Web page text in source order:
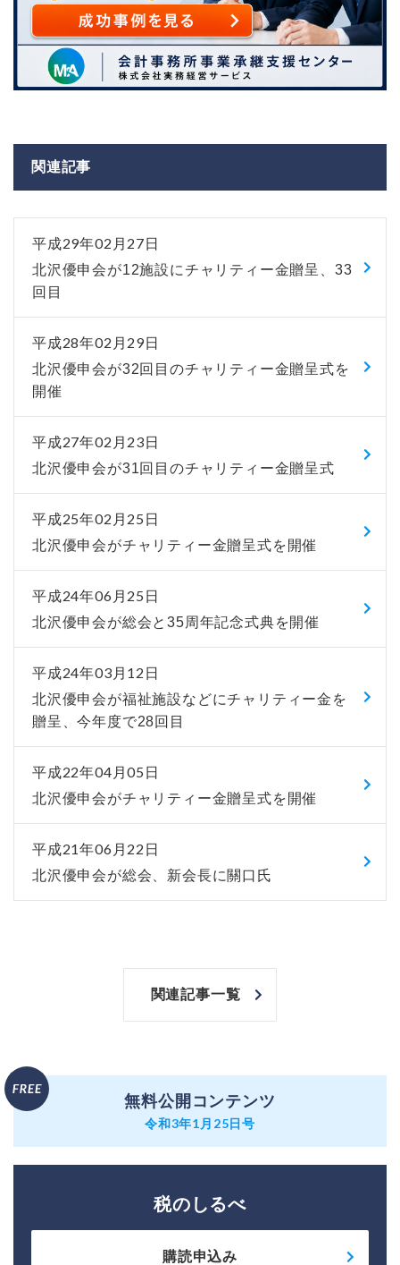
関連記事
平成29年02月27日
北沢優申会が12施設にチャリティー金贈呈、33
回目
平成28年02月29日
北沢優申会が32回目のチャリティー金贈呈式を
開催
平成27年02月23日
北沢優申会が31回目のチャリティー金贈呈式
平成25年02月25日
北沢優申会がチャリティー金贈呈式を開催
平成24年06月25日
北沢優申会が総会と35周年記念式典を開催
平成24年03月12日
北沢優申会が福祉施設などにチャリティー金を
贈呈、今年度で28回目
平成22年04月05日
北沢優申会がチャリティー金贈呈式を開催
平成21年06月22日
北沢優申会が総会、新会長に關口氏
関連記事一覧
無料公開コンテンツ
令和3年1月25日号
税のしるべ
購読申込み